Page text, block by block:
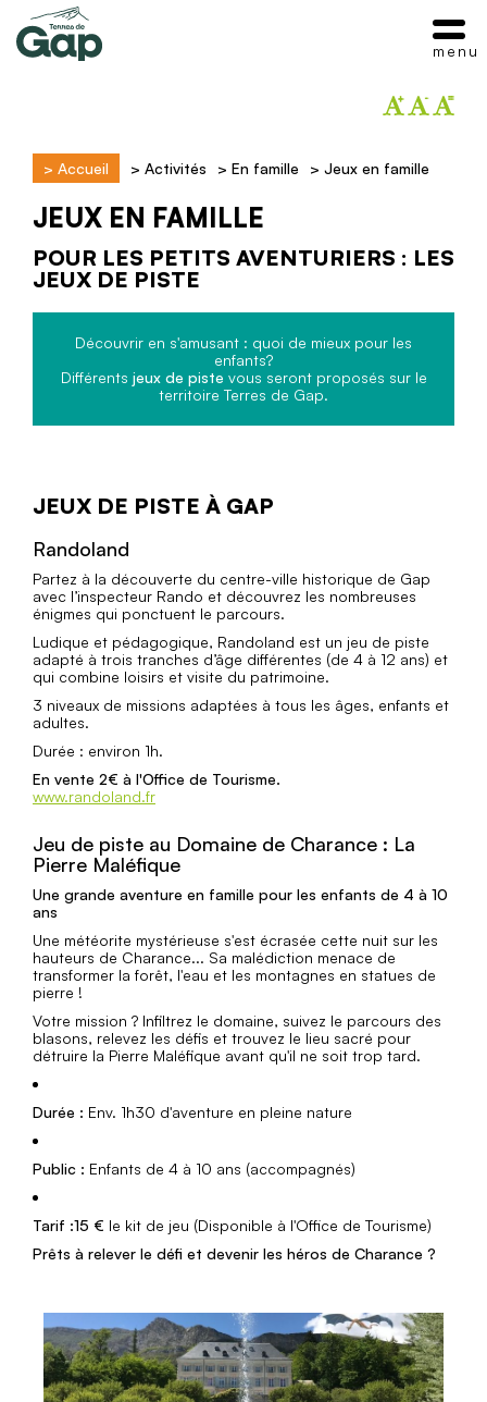
> Accueil > Activités > En famille > Jeux en famille
JEUX EN FAMILLE
POUR LES PETITS AVENTURIERS : LES
JEUX DE PISTE
Découvrir en s'amusant : quoi de mieux pour les
enfants?
Différents jeux de piste vous seront proposés sur le
territoire Terres de Gap.
JEUX DE PISTE À GAP
Randoland
Partez à la découverte du centre-ville historique de Gap
avec l’inspecteur Rando et découvrez les nombreuses
énigmes qui ponctuent le parcours.
Ludique et pédagogique, Randoland est un jeu de piste
adapté à trois tranches d’âge différentes (de 4 à 12 ans) et
qui combine loisirs et visite du patrimoine.
3 niveaux de missions adaptées à tous les âges, enfants et
adultes.
Durée : environ 1h.
En vente 2€ à l'Office de Tourisme.
www.randoland.fr
Jeu de piste au Domaine de Charance : La
Pierre Maléfique
Une grande aventure en famille pour les enfants de 4 à 10
ans
Une météorite mystérieuse s'est écrasée cette nuit sur les
hauteurs de Charance... Sa malédiction menace de
transformer la forêt, l'eau et les montagnes en statues de
pierre !
Votre mission ? Infiltrez le domaine, suivez le parcours des
blasons, relevez les défis et trouvez le lieu sacré pour
détruire la Pierre Maléfique avant qu'il ne soit trop tard.
Durée : Env. 1h30 d'aventure en pleine nature
Public : Enfants de 4 à 10 ans (accompagnés)
Tarif :15 € le kit de jeu (Disponible à l'Office de Tourisme)
Prêts à relever le défi et devenir les héros de Charance ?
menu